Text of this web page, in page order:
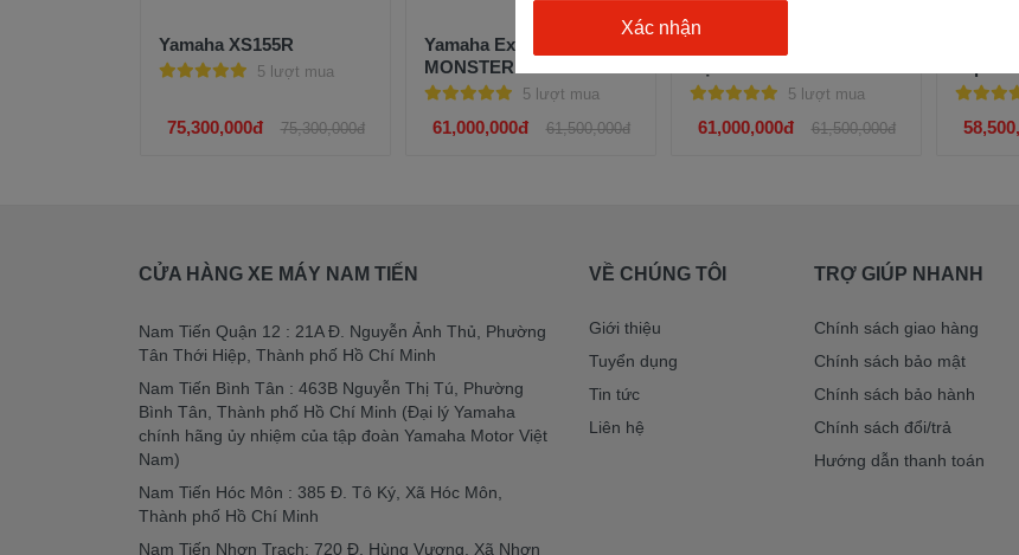
Yamaha XS155R
5 lượt mua
75,300,000đ 75,300,000đ
Yamaha Exciter 155
MONSTER
5 lượt mua
61,000,000đ 61,500,000đ
5 lượt mua
61,000,000đ 61,500,000đ
CỬA HÀNG XE MÁY NAM TIẾN
Nam Tiến Quận 12 : 21A Đ. Nguyễn Ảnh Thủ, Phường
Tân Thới Hiệp, Thành phố Hồ Chí Minh
Nam Tiến Bình Tân : 463B Nguyễn Thị Tú, Phường
Bình Tân, Thành phố Hồ Chí Minh (Đại lý Yamaha
chính hãng ủy nhiệm của tập đoàn Yamaha Motor Việt
Nam)
Nam Tiến Hóc Môn : 385 Đ. Tô Ký, Xã Hóc Môn,
Thành phố Hồ Chí Minh
Nam Tiến Nhơn Trạch: 720 Đ. Hùng Vương, Xã Nhơn
VỀ CHÚNG TÔI
Giới thiệu
Tuyển dụng
Tin tức
Liên hệ
TRỢ GIÚP NHANH
Chính sách giao hàng
Chính sách bảo mật
Chính sách bảo hành
Chính sách đổi/trả
Hướng dẫn thanh toán